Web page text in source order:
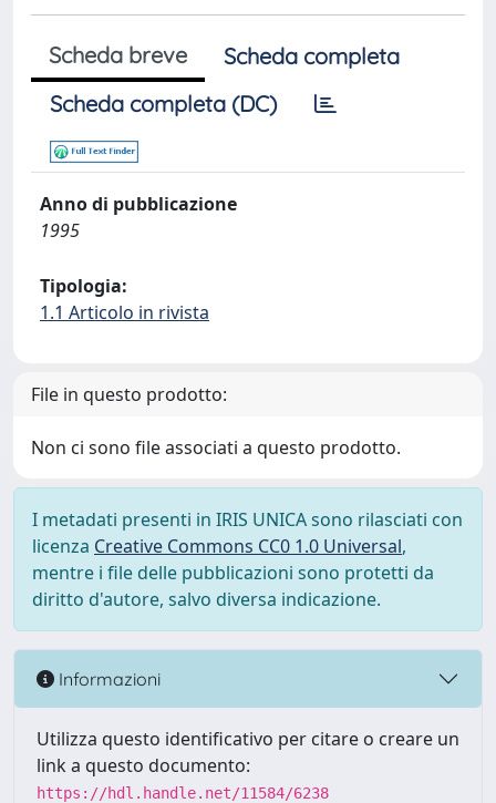
Scheda breve
Scheda completa
Scheda completa (DC)
Anno di pubblicazione
1995
Tipologia:
1.1 Articolo in rivista
File in questo prodotto:
Non ci sono file associati a questo prodotto.
I metadati presenti in IRIS UNICA sono rilasciati con
licenza Creative Commons CC0 1.0 Universal,
mentre i file delle pubblicazioni sono protetti da
diritto d'autore, salvo diversa indicazione.
Informazioni
Utilizza questo identificativo per citare o creare un
link a questo documento:
https://hdl.handle.net/11584/6238